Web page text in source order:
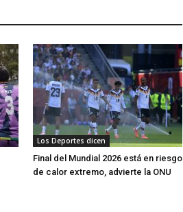
Los Deportes dicen
Final del Mundial 2026 está en riesgo
de calor extremo, advierte la ONU